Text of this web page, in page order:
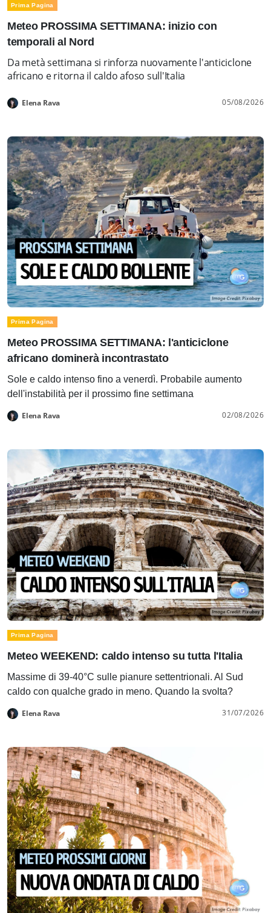
Prima Pagina
Meteo PROSSIMA SETTIMANA: inizio con
temporali al Nord
Da metà settimana si rinforza nuovamente l'anticiclone
africano e ritorna il caldo afoso sull'Italia
Elena Rava 05/08/2026
Prima Pagina
Meteo PROSSIMA SETTIMANA: l'anticiclone
africano dominerà incontrastato
Sole e caldo intenso fino a venerdì. Probabile aumento
dell'instabilità per il prossimo fine settimana
Elena Rava 02/08/2026
Prima Pagina
Meteo WEEKEND: caldo intenso su tutta l'Italia
Massime di 39-40°C sulle pianure settentrionali. Al Sud
caldo con qualche grado in meno. Quando la svolta?
Elena Rava 31/07/2026